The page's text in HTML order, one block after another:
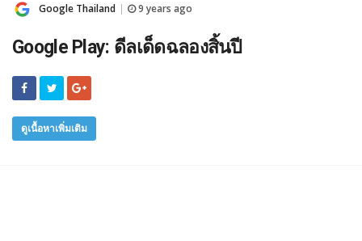
Google Thailand 9 years ago
Google Play: ดีลเด็ดฉลองสิ้นปี
ดูเนื้อหาเพิ่มเติม